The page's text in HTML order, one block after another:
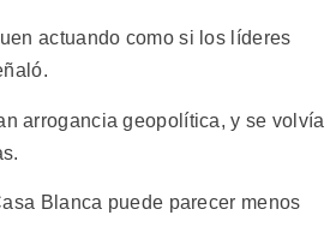
actuando como si los líderes
arrogancia geopolítica, y se volvía
Blanca puede parecer menos